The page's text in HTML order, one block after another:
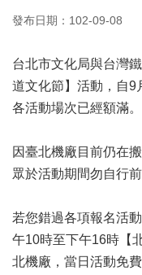
文
局
業
務
目
臺
藝
文
空
間
發布日期：102-09-08
台北市文化局與台灣
道文化節】活動，自9
各活動場次已經額滿。
因臺北機廠目前仍在
眾於活動期間勿自行
若您錯過各項報名活
午10時至下午16時【
北機廠，當日活動免